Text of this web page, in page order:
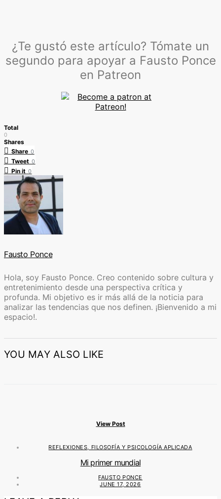
¿Te gustó este artículo? Tómate un
segundo para apoyar a Fausto Ponce
en Patreon
Total
0
Shares
Share 0
Tweet 0
Pin it 0
Fausto Ponce
Hola, soy Fausto Ponce. Creo contenido sobre cultura y
entretenimiento desde una perspectiva crítica y
profunda. Mi objetivo es ir más allá de la noticia para
analizar las tendencias que nos definen. ¡Bienvenido a mi
espacio!.
YOU MAY ALSO LIKE
View Post
REFLEXIONES, FILOSOFÍA Y PSICOLOGÍA APLICADA
Mi primer mundial
FAUSTO PONCE
JUNE 17, 2026